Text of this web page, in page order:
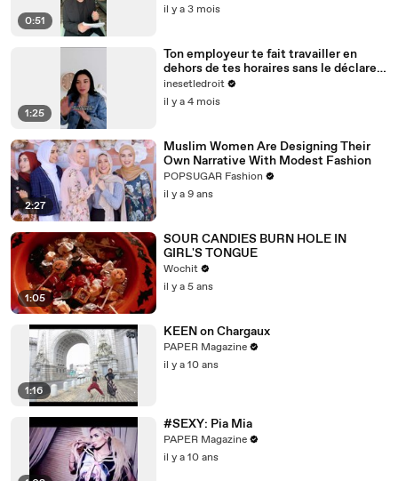
0:51
il y a 3 mois
1:25
Ton employeur te fait travailler en
dehors de tes horaires sans le déclarer
?
inesetledroit
il y a 4 mois
2:27
Muslim Women Are Designing Their
Own Narrative With Modest Fashion
POPSUGAR Fashion
il y a 9 ans
1:05
SOUR CANDIES BURN HOLE IN
GIRL'S TONGUE
Wochit
il y a 5 ans
1:16
KEEN on Chargaux
PAPER Magazine
il y a 10 ans
#SEXY: Pia Mia
PAPER Magazine
il y a 10 ans